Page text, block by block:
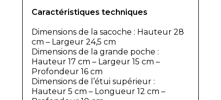
Caractéristiques techniques
Dimensions de la sacoche : Hauteur 28
cm – Largeur 24,5 cm
Dimensions de la grande poche :
Hauteur 17 cm – Largeur 15 cm –
Profondeur 16 cm
Dimensions de l’étui supérieur :
Hauteur 5 cm – Longueur 12 cm –